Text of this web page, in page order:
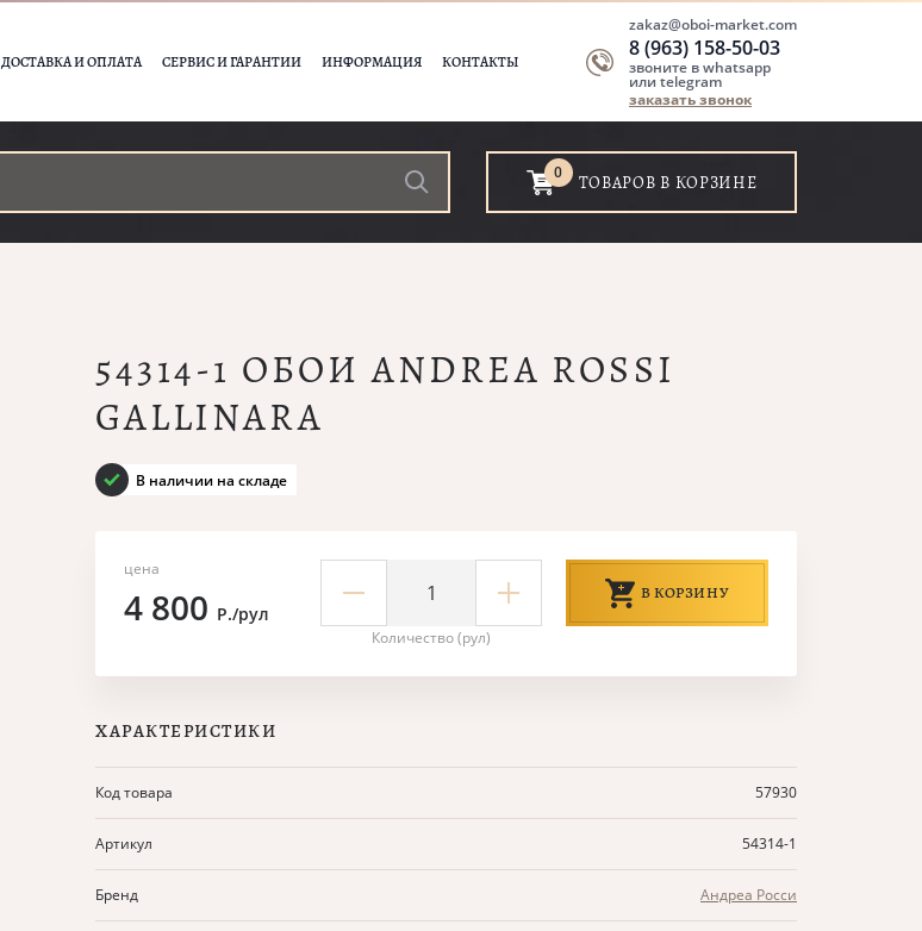
ДОСТАВКА И ОПЛАТА СЕРВИС И ГАРАНТИИ ИНФОРМАЦИЯ КОНТАКТЫ
zakaz@oboi-market.com
8 (963) 158-50-03
звоните в whatsapp
или telegram
заказать звонок
0 ТОВАРОВ В КОРЗИНЕ
54314-1 ОБОИ ANDREA ROSSI
GALLINARA
В наличии на складе
цена
4 800 Р./рул
Количество (рул)
В КОРЗИНУ
ХАРАКТЕРИСТИКИ
Код товара 57930
Артикул 54314-1
Бренд Андреа Росси